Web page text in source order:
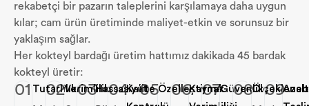
rekabetçi bir pazarın taleplerini karşılamaya daha uygun
kılar; cam ürün üretiminde maliyet-etkin ve sorunsuz bir
yaklaşım sağlar.
Her kokteyl bardağı üretim hattımız dakikada 45 bardak
kokteyl üretir:
01 Tutarlılık
02Verimlilik
03Hassasiyet
04Kalite
05Özelleştirme
06Kaynak
07Güvenlik
08 09